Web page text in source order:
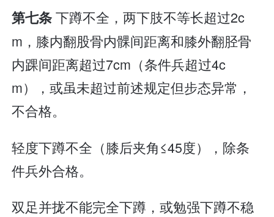
第七条下蹲不全，两下肢不等长超过2c
m，膝内翻股骨内髁间距离和膝外翻胫骨
内踝间距离超过7cm（条件兵超过4c
m），或虽未超过前述规定但步态异常，
不合格。
轻度下蹲不全（膝后夹角≤45度），除条
件兵外合格。
双足并拢不能完全下蹲，或勉强下蹲不稳